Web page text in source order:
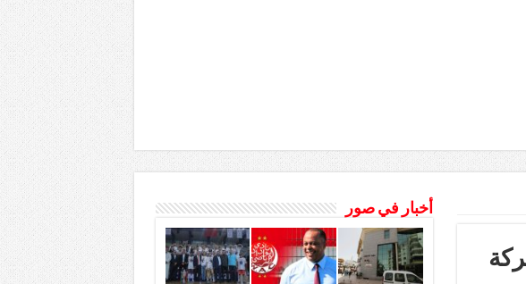
أخبار في صور